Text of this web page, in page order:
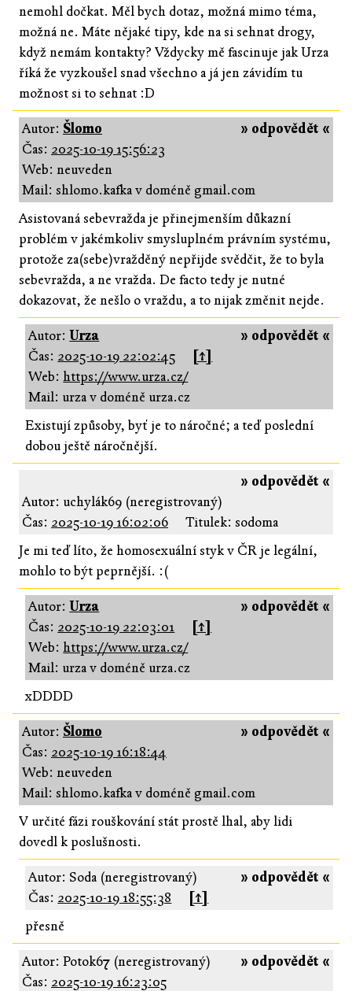
nemohl dočkat. Měl bych dotaz, možná mimo téma,
možná ne. Máte nějaké tipy, kde na si sehnat drogy,
když nemám kontakty? Vždycky mě fascinuje jak Urza
říká že vyzkoušel snad všechno a já jen závidím tu
možnost si to sehnat :D
» odpovědět «
Autor: Šlomo
Čas: 2025-10-19 15:56:23
Web: neuveden
Mail: shlomo.kafka v doméně gmail.com
Asistovaná sebevražda je přinejmenším důkazní
problém v jakémkoliv smysluplném právním systému,
protože za(sebe)vražděný nepřijde svědčit, že to byla
sebevražda, a ne vražda. De facto tedy je nutné
dokazovat, že nešlo o vraždu, a to nijak změnit nejde.
» odpovědět «
Autor:Urza
Čas: 2025-10-19 22:02:45
[↑]
Web:https://www.urza.cz/
Mail: urza v doméně urza.cz
Existují způsoby, byť je to náročné; a teď poslední
dobou ještě náročnější.
» odpovědět «
Autor: uchylák69 (neregistrovaný)
Čas: 2025-10-19 16:02:06
Titulek: sodoma
Je mi teď líto, že homosexuální styk v ČR je legální,
mohlo to být peprnější. :(
» odpovědět «
Autor:Urza
Čas: 2025-10-19 22:03:01
[↑]
Web:https://www.urza.cz/
Mail: urza v doméně urza.cz
xDDDD
» odpovědět «
Autor: Šlomo
Čas: 2025-10-19 16:18:44
Web: neuveden
Mail: shlomo.kafka v doméně gmail.com
V určité fázi rouškování stát prostě lhal, aby lidi
dovedl k poslušnosti.
» odpovědět «
Autor: Soda (neregistrovaný)
Čas: 2025-10-19 18:55:38
[↑]
přesně
» odpovědět «
Autor: Potok67 (neregistrovaný)
Čas: 2025-10-19 16:23:05